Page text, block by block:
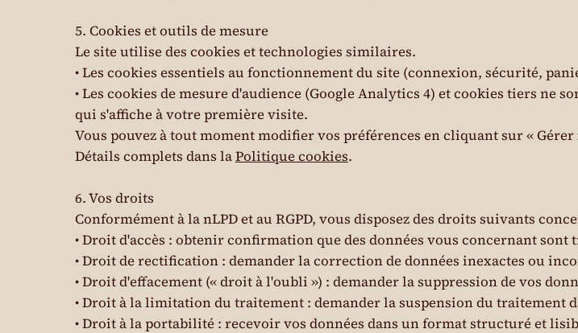
5. Cookies et outils de mesure
Le site utilise des cookies et technologies similaires.
• Les cookies essentiels au fonctionnement du site (connexion, sécurité,
• Les cookies de mesure d'audience (Google Analytics 4) et cookies tiers ne
qui s'affiche à votre première visite.
Vous pouvez à tout moment modifier vos préférences en cliquant sur « Gérer
Détails complets dans laPolitique cookies.
6. Vos droits
Conformément à la nLPD et au RGPD, vous disposez des droits suivants
• Droit d'accès : obtenir confirmation que des données vous concernant sont
• Droit de rectification : demander la correction de données inexactes ou
• Droit d'effacement (« droit à l'oubli ») : demander la suppression de vos
• Droit à la limitation du traitement : demander la suspension du traitement
• Droit à la portabilité : recevoir vos données dans un format structuré et